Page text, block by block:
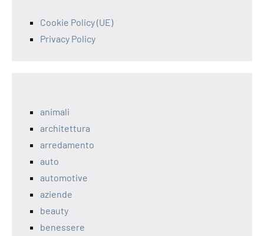
Cookie Policy (UE)
Privacy Policy
animali
architettura
arredamento
auto
automotive
aziende
beauty
benessere